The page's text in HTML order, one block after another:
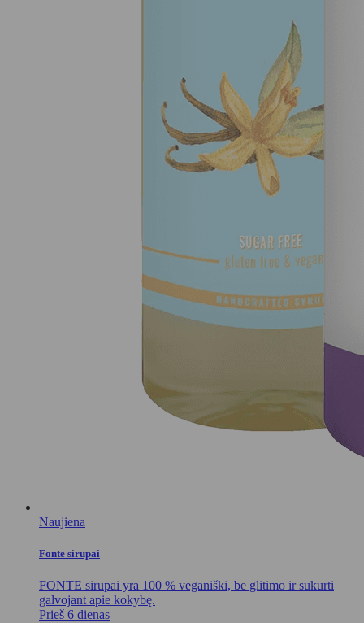
Naujiena
Fonte sirupai
FONTE sirupai yra 100 % veganiški, be glitimo ir sukurti
galvojant apie kokybę.
Prieš 6 dienas